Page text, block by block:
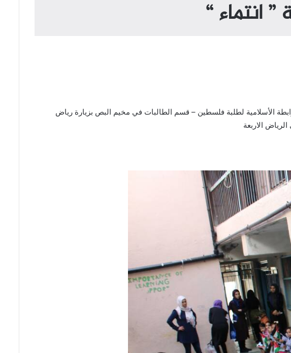
انتماء “
وفد من الرابطة الأسلامية لطلبة فلسطين – قسم الطالبات في مخيم البص بزيارة رياض
الاربعة